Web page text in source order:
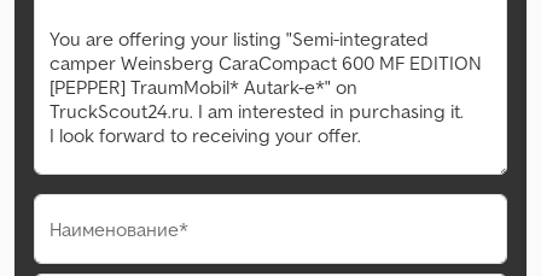
Наименование*